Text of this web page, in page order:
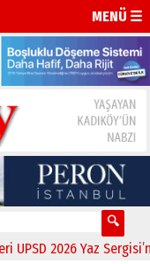
MENÜ ☰
2026 Yaz